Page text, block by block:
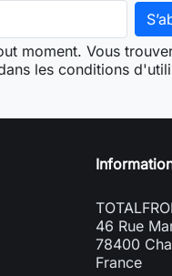
moment. Vous
les conditions
46 Rue
78400
France